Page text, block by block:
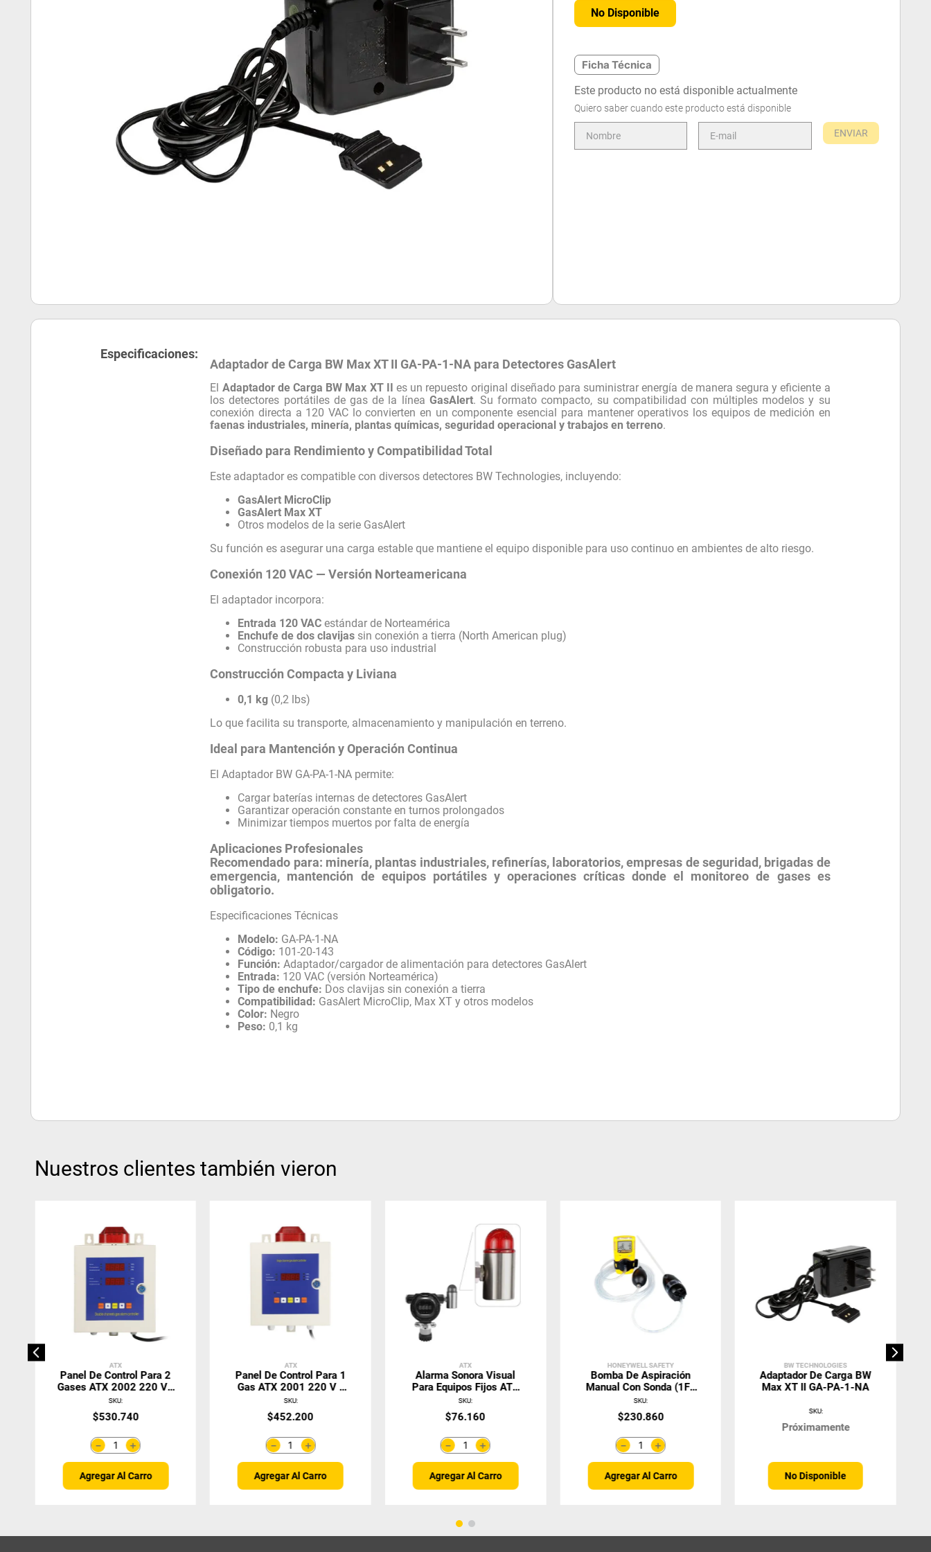
No Disponible
Ficha Técnica
Este producto no está disponible actualmente
Quiero saber cuando este producto está disponible
ENVIAR
Especificaciones:
Adaptador de Carga BW Max XT II GA-PA-1-NA para Detectores GasAlert
El Adaptador de Carga BW Max XT II es un repuesto original diseñado para suministrar energía de manera segura y eficiente a
los detectores portátiles de gas de la línea GasAlert. Su formato compacto, su compatibilidad con múltiples modelos y su
conexión directa a 120 VAC lo convierten en un componente esencial para mantener operativos los equipos de medición en
faenas industriales, minería, plantas químicas, seguridad operacional y trabajos en terreno.
Diseñado para Rendimiento y Compatibilidad Total
Este adaptador es compatible con diversos detectores BW Technologies, incluyendo:
GasAlert MicroClip
GasAlert Max XT
Otros modelos de la serie GasAlert
Su función es asegurar una carga estable que mantiene el equipo disponible para uso continuo en ambientes de alto riesgo.
Conexión 120 VAC — Versión Norteamericana
El adaptador incorpora:
Entrada 120 VAC estándar de Norteamérica
Enchufe de dos clavijas sin conexión a tierra (North American plug)
Construcción robusta para uso industrial
Construcción Compacta y Liviana
0,1 kg (0,2 lbs)
Lo que facilita su transporte, almacenamiento y manipulación en terreno.
Ideal para Mantención y Operación Continua
El Adaptador BW GA-PA-1-NA permite:
Cargar baterías internas de detectores GasAlert
Garantizar operación constante en turnos prolongados
Minimizar tiempos muertos por falta de energía
Aplicaciones Profesionales
Recomendado para: minería, plantas industriales, refinerías, laboratorios, empresas de seguridad, brigadas de
emergencia, mantención de equipos portátiles y operaciones críticas donde el monitoreo de gases es
obligatorio.
Especificaciones Técnicas
Modelo: GA-PA-1-NA
Código: 101-20-143
Función: Adaptador/cargador de alimentación para detectores GasAlert
Entrada: 120 VAC (versión Norteamérica)
Tipo de enchufe: Dos clavijas sin conexión a tierra
Compatibilidad: GasAlert MicroClip, Max XT y otros modelos
Color: Negro
Peso: 0,1 kg
Nuestros clientes también vieron
ATX
Panel De Control Para 2
Gases ATX 2002 220 V /
50 Hz
SKU:
$530.740
＋
－
Agregar Al Carro
ATX
Panel De Control Para 1
Gas ATX 2001 220 V /
50 Hz
SKU:
$452.200
＋
－
Agregar Al Carro
ATX
Alarma Sonora Visual
Para Equipos Fijos ATX
2000
SKU:
$76.160
＋
－
Agregar Al Carro
HONEYWELL SAFETY
Bomba De Aspiración
Manual Con Sonda (1FT
/0,3Mt) MC-AS01
SKU:
$230.860
＋
－
Agregar Al Carro
BW TECHNOLOGIES
Adaptador De Carga BW
Max XT II GA-PA-1-NA
SKU:
Próximamente
No Disponible